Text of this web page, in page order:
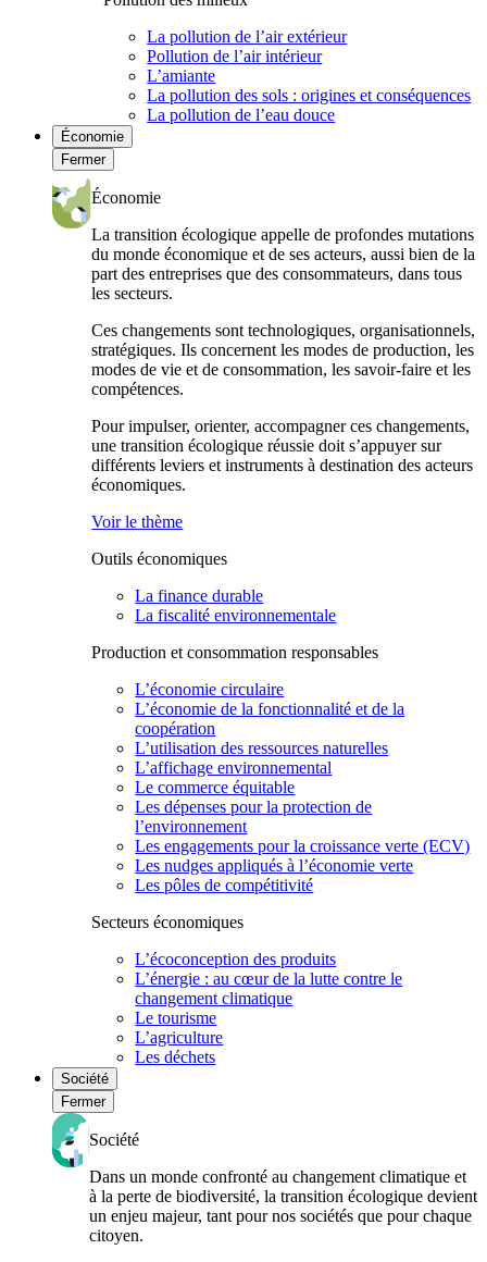
La pollution de l’air extérieur
Pollution de l’air intérieur
L’amiante
La pollution des sols : origines et conséquences
La pollution de l’eau douce
Économie
Fermer
Économie
La transition écologique appelle de profondes mutations
du monde économique et de ses acteurs, aussi bien de la
part des entreprises que des consommateurs, dans tous
les secteurs.
Ces changements sont technologiques, organisationnels,
stratégiques. Ils concernent les modes de production, les
modes de vie et de consommation, les savoir-faire et les
compétences.
Pour impulser, orienter, accompagner ces changements,
une transition écologique réussie doit s’appuyer sur
différents leviers et instruments à destination des acteurs
économiques.
Voir le thème
Outils économiques
La finance durable
La fiscalité environnementale
Production et consommation responsables
L’économie circulaire
L’économie de la fonctionnalité et de la
coopération
L’utilisation des ressources naturelles
L’affichage environnemental
Le commerce équitable
Les dépenses pour la protection de
l’environnement
Les engagements pour la croissance verte (ECV)
Les nudges appliqués à l’économie verte
Les pôles de compétitivité
Secteurs économiques
L’écoconception des produits
L’énergie : au cœur de la lutte contre le
changement climatique
Le tourisme
L’agriculture
Les déchets
Société
Fermer
Société
Dans un monde confronté au changement climatique et
à la perte de biodiversité, la transition écologique devient
un enjeu majeur, tant pour nos sociétés que pour chaque
citoyen.